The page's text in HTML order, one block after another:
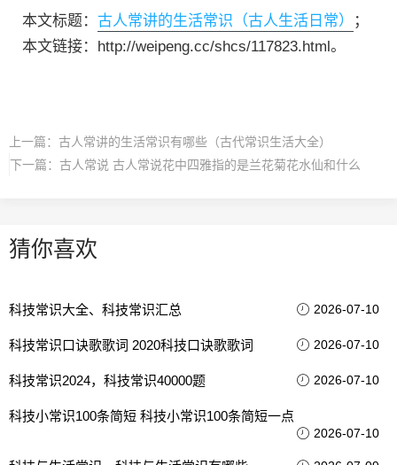
本文标题： 古人常讲的生活常识（古人生活日常）
；
本文链接：http://weipeng.cc/shcs/117823.html。
上一篇： 古人常讲的生活常识有哪些（古代常识生活大全）
下一篇： 古人常说 古人常说花中四雅指的是兰花菊花水仙和什么
猜你喜欢
科技常识大全、科技常识汇总 2026-07-10
科技常识口诀歌歌词 2020科技口诀歌歌词 2026-07-10
科技常识2024，科技常识40000题 2026-07-10
科技小常识100条简短 科技小常识100条简短一点
2026-07-10